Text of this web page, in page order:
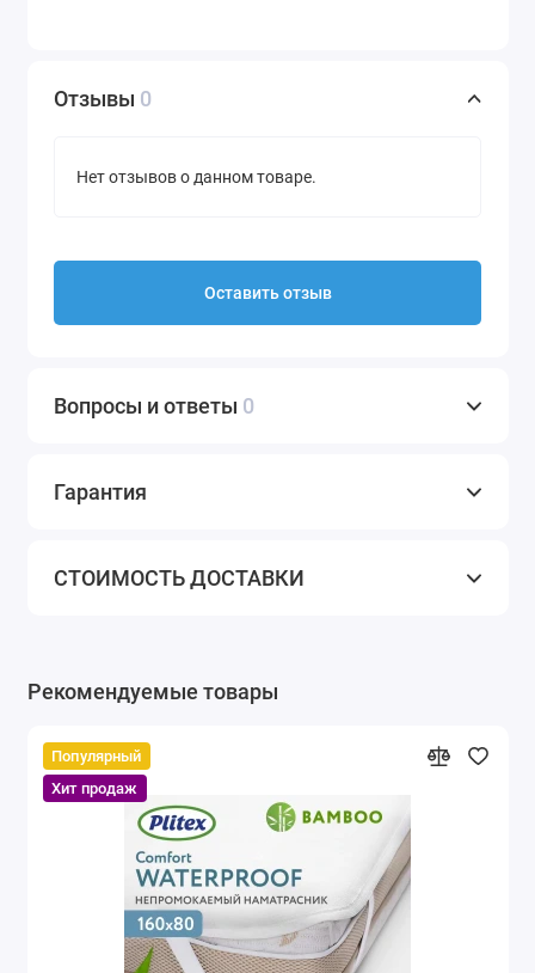
Отзывы 0
Нет отзывов о данном товаре.
Оставить отзыв
Вопросы и ответы 0
Гарантия
СТОИМОСТЬ ДОСТАВКИ
Рекомендуемые товары
Популярный
Хит продаж